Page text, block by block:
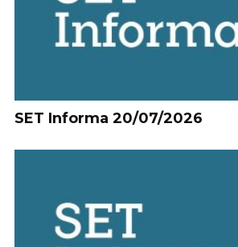
SET Informa 20/07/2026